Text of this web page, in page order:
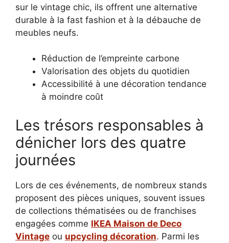
sur le vintage chic, ils offrent une alternative
durable à la fast fashion et à la débauche de
meubles neufs.
Réduction de l’empreinte carbone
Valorisation des objets du quotidien
Accessibilité à une décoration tendance
à moindre coût
Les trésors responsables à
dénicher lors des quatre
journées
Lors de ces événements, de nombreux stands
proposent des pièces uniques, souvent issues
de collections thématisées ou de franchises
engagées comme IKEA Maison de Deco
Vintage ou upcycling décoration. Parmi les